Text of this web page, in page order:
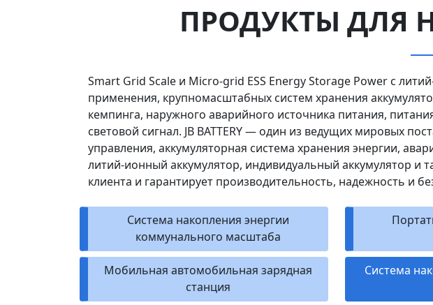
ПРОДУКТЫ ДЛЯ
Smart Grid Scale и Micro-grid ESS Energy Storage Power с
применения, крупномасштабных систем хранения
кемпинга, наружного аварийного источника питания,
световой сигнал. JB BATTERY — один из ведущих мировых
управления, аккумуляторная система хранения энергии,
литий-ионный аккумулятор, индивидуальный аккумулятор и
клиента и гарантирует производительность, надежность и
Система накопления энергии
коммунального масштаба
Мобильная автомобильная зарядная
станция
Система